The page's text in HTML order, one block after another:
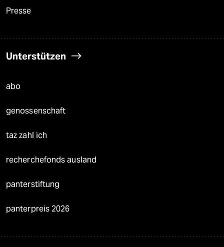
Presse
Unterstützen
abo
genossenschaft
taz zahl ich
recherchefonds ausland
panterstiftung
panterpreis 2026